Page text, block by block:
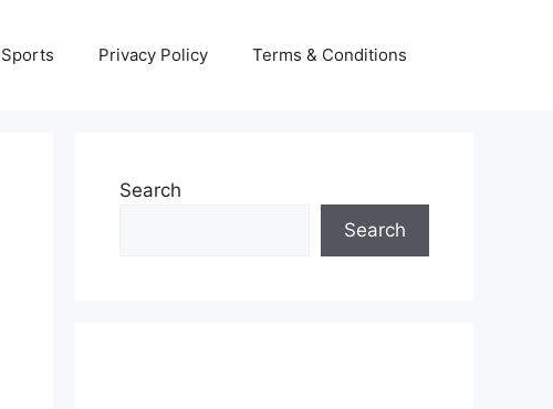
Sports Privacy Policy Terms & Conditions
Search
Search